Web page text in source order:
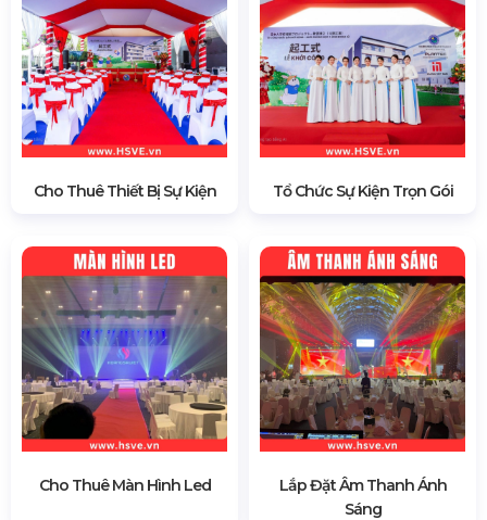
Cho Thuê Thiết Bị Sự Kiện Tổ Chức Sự Kiện Trọn Gói
Cho Thuê Màn Hình Led
Lắp Đặt Âm Thanh Ánh
Sáng